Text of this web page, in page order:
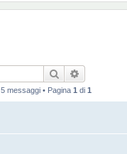
Cerca
5 messaggi • Pagina 1 di 1